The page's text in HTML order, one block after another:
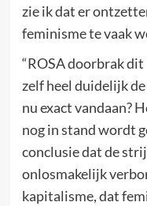
zie ik dat er
feminisme te vaak
“ROSA doorbrak
zelf heel duidelijk
nu exact vandaan?
nog in stand wordt
conclusie dat de
onlosmakelijk
kapitalisme, dat